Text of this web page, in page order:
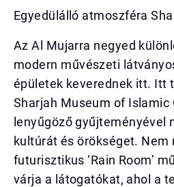
Egyedülálló atmoszféra
Az Al Mujarra negyed
modern művészeti
épületek keverednek itt. Itt
Sharjah Museum of Islamic
lenyűgöző gyűjteményével
kultúrát és örökséget. Nem
futurisztikus ‘Rain Room’
várja a látogatókat, ahol a